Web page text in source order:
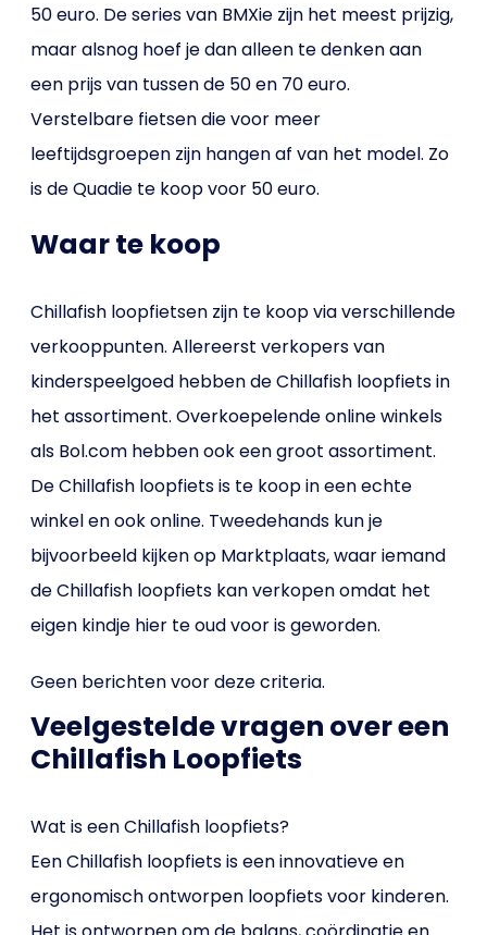
50 euro. De series van BMXie zijn het meest prijzig,
maar alsnog hoef je dan alleen te denken aan
een prijs van tussen de 50 en 70 euro.
Verstelbare fietsen die voor meer
leeftijdsgroepen zijn hangen af van het model. Zo
is de Quadie te koop voor 50 euro.
Waar te koop
Chillafish loopfietsen zijn te koop via verschillende
verkooppunten. Allereerst verkopers van
kinderspeelgoed hebben de Chillafish loopfiets in
het assortiment. Overkoepelende online winkels
als Bol.com hebben ook een groot assortiment.
De Chillafish loopfiets is te koop in een echte
winkel en ook online. Tweedehands kun je
bijvoorbeeld kijken op Marktplaats, waar iemand
de Chillafish loopfiets kan verkopen omdat het
eigen kindje hier te oud voor is geworden.
Geen berichten voor deze criteria.
Veelgestelde vragen over een
Chillafish Loopfiets
Wat is een Chillafish loopfiets?
Een Chillafish loopfiets is een innovatieve en
ergonomisch ontworpen loopfiets voor kinderen.